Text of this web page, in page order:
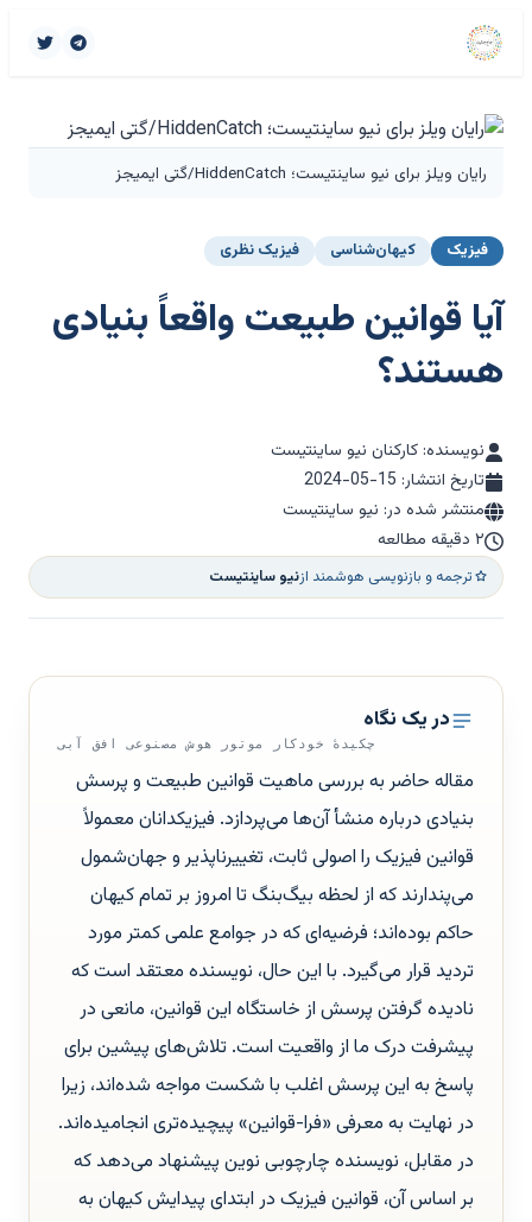
رایان ویلز برای نیو ساینتیست؛ HiddenCatch/گتی ایمیجز
فیزیک کیهان‌شناسی فیزیک نظری
آیا قوانین طبیعت واقعاً بنیادی
هستند؟
نویسنده: کارکنان نیو ساینتیست
تاریخ انتشار: 2024-05-15
منتشر شده در: نیو ساینتیست
۲ دقیقه مطالعه
ترجمه و بازنویسی هوشمند ازنیو ساینتیست
در یک نگاه
چکیدهٔ خودکار موتور هوش مصنوعی افق آبی
مقاله حاضر به بررسی ماهیت قوانین طبیعت و پرسش
بنیادی درباره منشأ آن‌ها می‌پردازد. فیزیکدانان معمولاً
قوانین فیزیک را اصولی ثابت، تغییرناپذیر و جهان‌شمول
می‌پندارند که از لحظه بیگ‌بنگ تا امروز بر تمام کیهان
حاکم بوده‌اند؛ فرضیه‌ای که در جوامع علمی کمتر مورد
تردید قرار می‌گیرد. با این حال، نویسنده معتقد است که
نادیده گرفتن پرسش از خاستگاه این قوانین، مانعی در
پیشرفت درک ما از واقعیت است. تلاش‌های پیشین برای
پاسخ به این پرسش اغلب با شکست مواجه شده‌اند، زیرا
در نهایت به معرفی «فرا-قوانین» پیچیده‌تری انجامیده‌اند.
در مقابل، نویسنده چارچوبی نوین پیشنهاد می‌دهد که
بر اساس آن، قوانین فیزیک در ابتدای پیدایش کیهان به